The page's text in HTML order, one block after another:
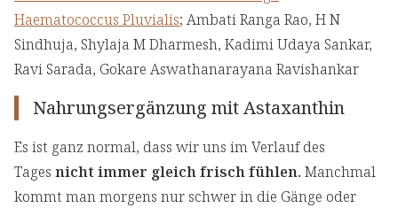
Haematococcus Pluvialis; Ambati Ranga Rao, H N
Sindhuja, Shylaja M Dharmesh, Kadimi Udaya Sankar,
Ravi Sarada, Gokare Aswathanarayana Ravishankar
Nahrungsergänzung mit Astaxanthin
Es ist ganz normal, dass wir uns im Verlauf des
Tages nicht immer gleich frisch fühlen. Manchmal
kommt man morgens nur schwer in die Gänge oder